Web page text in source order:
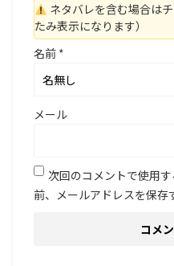
ネタバレを含む場合は
たみ表示になります）
名前 *
メール
次回のコメントで使用
前、メールアドレスを保存